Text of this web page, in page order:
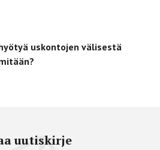
uskontojen välisestä
uutiskirje